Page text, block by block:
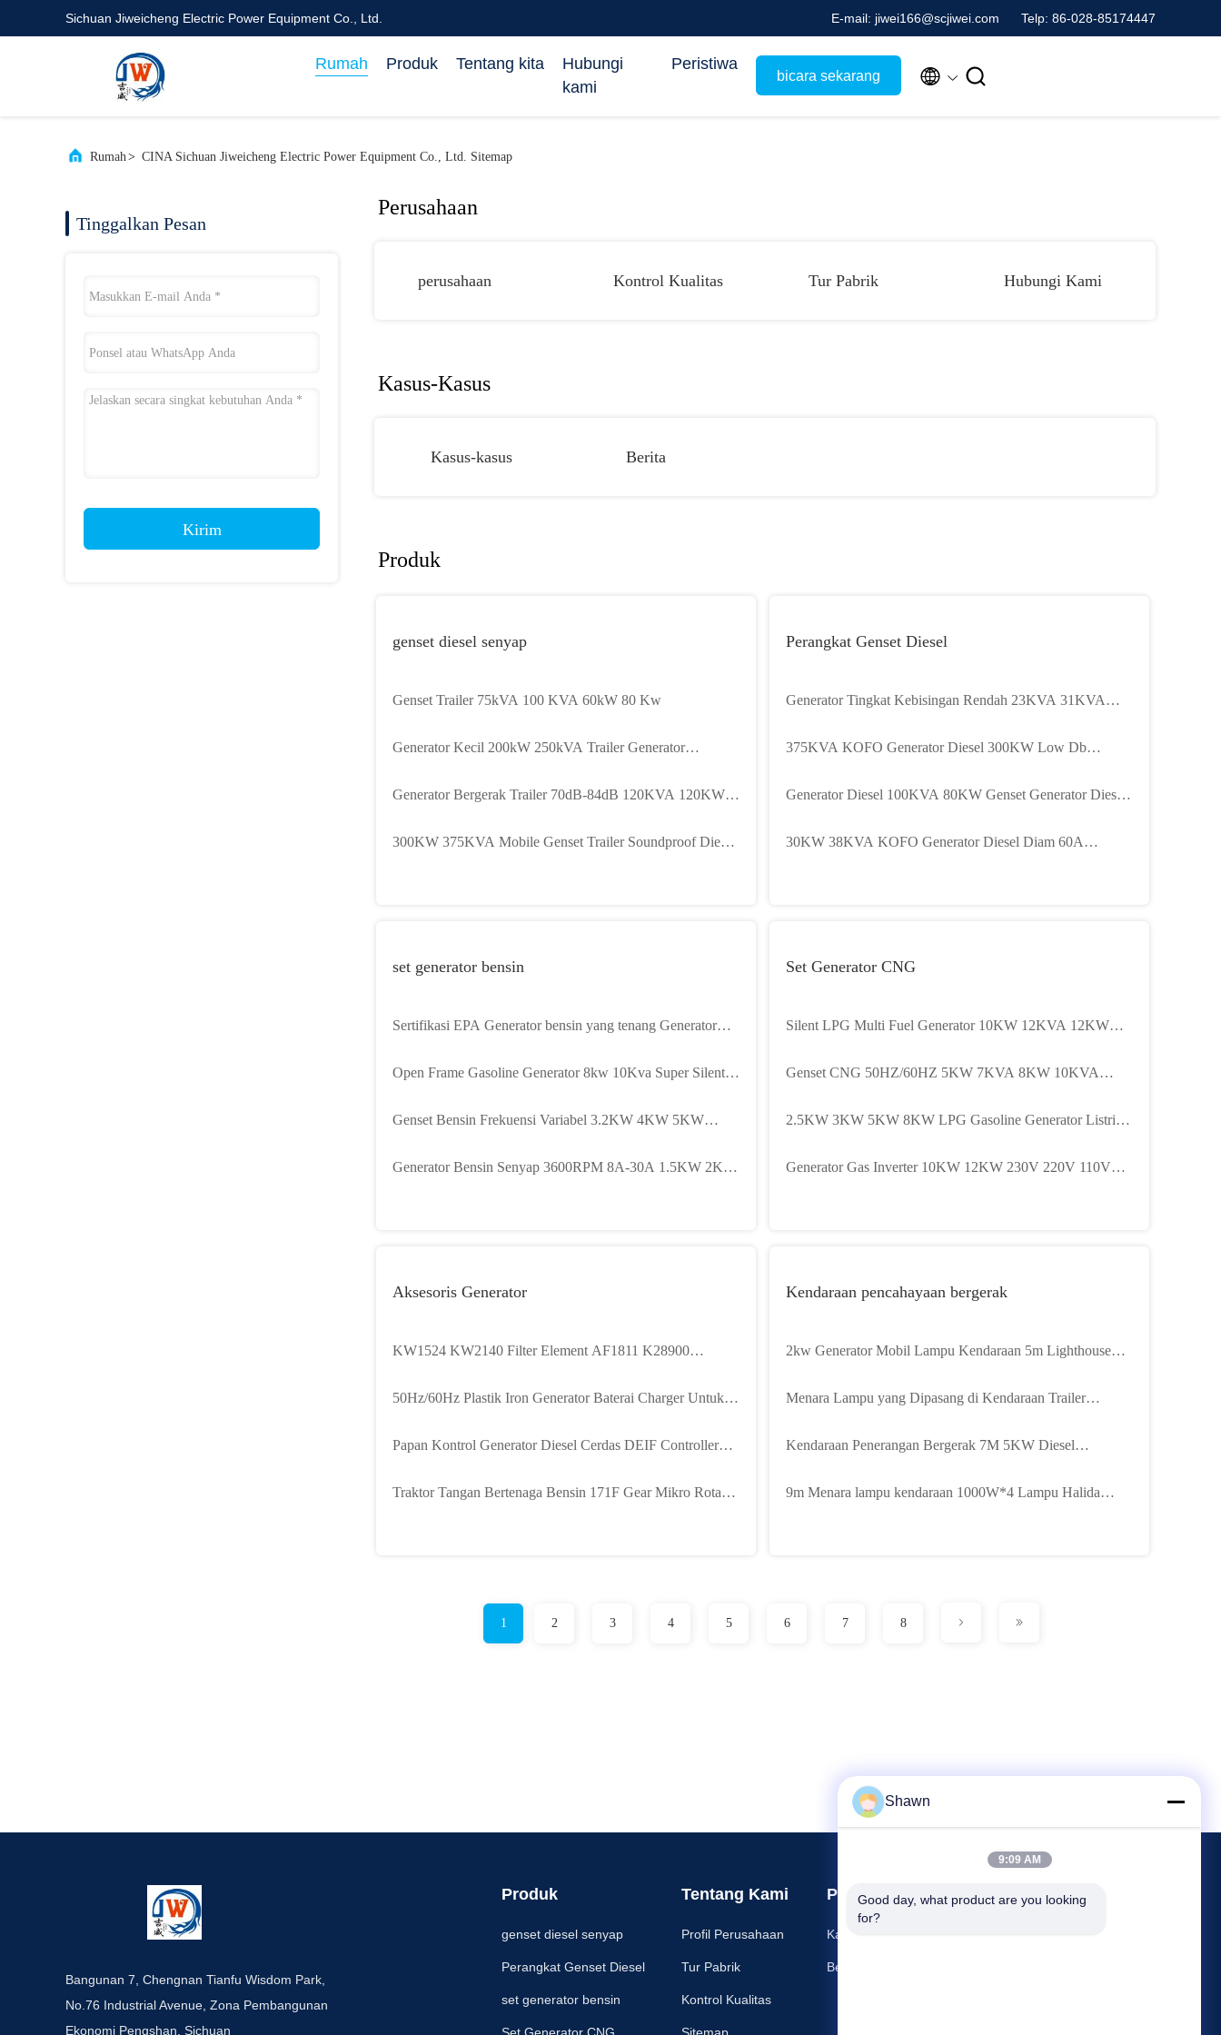
Sichuan Jiweicheng Electric Power Equipment Co., Ltd. E-mail: jiwei166@scjiwei.com Telp: 86-028-85174447
Rumah Produk Tentang kita
Hubungi
kami
Peristiwa
bicara sekarang  
Rumah> CINA Sichuan Jiweicheng Electric Power Equipment Co., Ltd. Sitemap
Tinggalkan Pesan
Kirim
Perusahaan
perusahaan Kontrol Kualitas Tur Pabrik Hubungi Kami
Kasus-Kasus
Kasus-kasus Berita
Produk
genset diesel senyap
Genset Trailer 75kVA 100 KVA 60kW 80 Kw
Generator Kecil 200kW 250kVA Trailer Generator
Generator Bergerak Trailer 70dB-84dB 120KVA 120KW
300KW 375KVA Mobile Genset Trailer Soundproof Diesel
Perangkat Genset Diesel
Generator Tingkat Kebisingan Rendah 23KVA 31KVA
375KVA KOFO Generator Diesel 300KW Low Db
Generator Diesel 100KVA 80KW Genset Generator Diesel
30KW 38KVA KOFO Generator Diesel Diam 60A
set generator bensin
Sertifikasi EPA Generator bensin yang tenang Generator
Open Frame Gasoline Generator 8kw 10Kva Super Silent
Genset Bensin Frekuensi Variabel 3.2KW 4KW 5KW
Generator Bensin Senyap 3600RPM 8A-30A 1.5KW 2KW
Set Generator CNG
Silent LPG Multi Fuel Generator 10KW 12KVA 12KW
Genset CNG 50HZ/60HZ 5KW 7KVA 8KW 10KVA
2.5KW 3KW 5KW 8KW LPG Gasoline Generator Listrik
Generator Gas Inverter 10KW 12KW 230V 220V 110V
Aksesoris Generator
KW1524 KW2140 Filter Element AF1811 K28900
50Hz/60Hz Plastik Iron Generator Baterai Charger Untuk
Papan Kontrol Generator Diesel Cerdas DEIF Controller
Traktor Tangan Bertenaga Bensin 171F Gear Mikro Rotary
Kendaraan pencahayaan bergerak
2kw Generator Mobil Lampu Kendaraan 5m Lighthouse
Menara Lampu yang Dipasang di Kendaraan Trailer
Kendaraan Penerangan Bergerak 7M 5KW Diesel
9m Menara lampu kendaraan 1000W*4 Lampu Halida
1 2 3 4 5 6 7 8
Bangunan 7, Chengnan Tianfu Wisdom Park,
No.76 Industrial Avenue, Zona Pembangunan
Ekonomi Pengshan, Sichuan
Produk
genset diesel senyap
Perangkat Genset Diesel
set generator bensin
Tentang Kami
Profil Perusahaan
Tur Pabrik
Kontrol Kualitas
Peristiwa
Kasus-kasus
Berita
bicara sekarang
Shawn
9:09 AM
Good day, what product are you looking
for?